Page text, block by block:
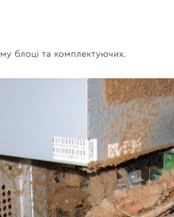
блоці та комплектуючих.